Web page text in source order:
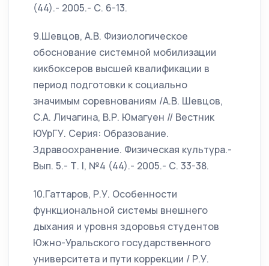
(44).- 2005.- С. 6-13.
9.Шевцов, А.В. Физиологическое
обоснование системной мобилизации
кикбоксеров высшей квалификации в
период подготовки к социально
значимым соревнованиям /А.В. Шевцов,
С.А. Личагина, В.Р. Юмагуен // Вестник
ЮУрГУ. Серия: Образование.
Здравоохранение. Физическая культура.-
Вып. 5.- Т. I, №4 (44).- 2005.- С. 33-38.
10.Гаттаров, Р.У. Особенности
функциональной системы внешнего
дыхания и уровня здоровья студентов
Южно-Уральского государственного
университета и пути коррекции / Р.У.